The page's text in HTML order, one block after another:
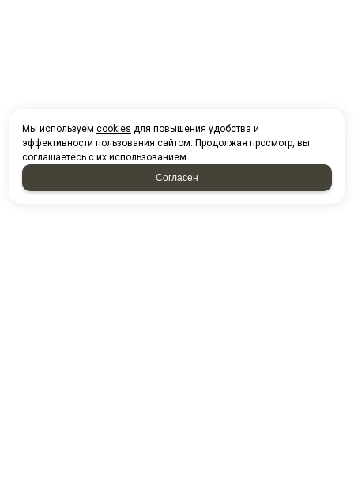
Мы используем cookies для повышения удобства и
эффективности пользования сайтом. Продолжая просмотр, вы
соглашаетесь с их использованием.
Согласен